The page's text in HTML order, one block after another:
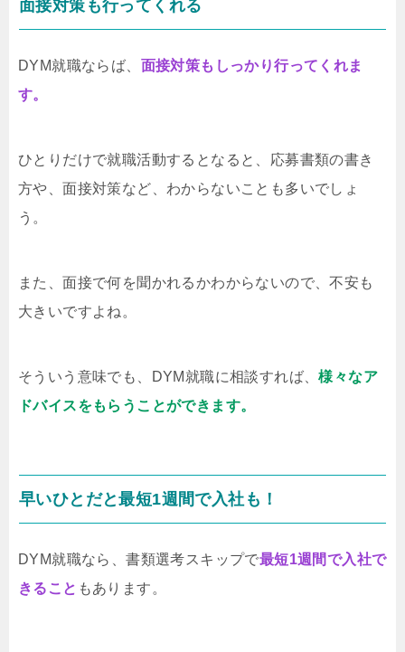
面接対策も行ってくれる
DYM就職ならば、 面接対策もしっかり行ってくれま
す。
ひとりだけで就職活動するとなると、応募書類の書き
方や、面接対策など、わからないことも多いでしょ
う。
また、面接で何を聞かれるかわからないので、不安も
大きいですよね。
そういう意味でも、DYM就職に相談すれば、様々なア
ドバイスをもらうことができます。
早いひとだと最短1週間で入社も！
DYM就職なら、書類選考スキップで最短1週間で入社で
きること もあります。